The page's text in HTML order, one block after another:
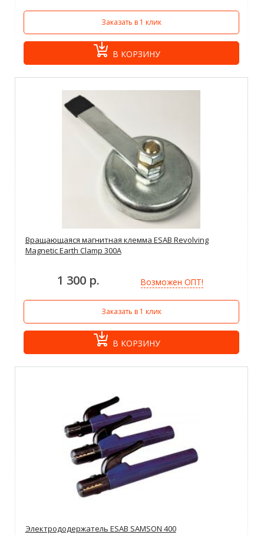
Заказать в 1 клик
В КОРЗИНУ
Вращающаяся магнитная клемма ESAB Revolving
Magnetic Earth Clamp 300A
1 300 р. Возможен ОПТ!
Заказать в 1 клик
В КОРЗИНУ
Электрододержатель ESAB SAMSON 400